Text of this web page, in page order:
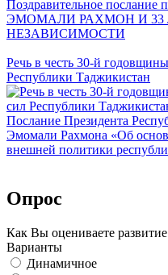
Поздравительное послание
ЭМОМАЛИ РАХМОН И 33
НЕЗАВИСИМОСТИ
Речь в честь 30-й
Республики Таджикистан
Послание Президента
Эмомали Рахмона «Об
внешней политики
Опрос
Как Вы оцениваете
Варианты
Динамичное